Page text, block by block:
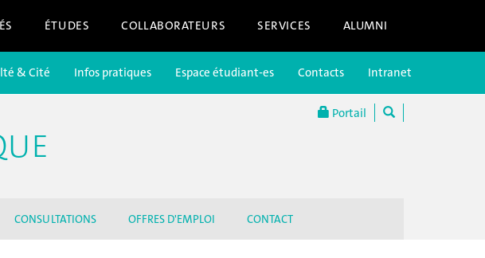
ÉTUDES COLLABORATEURS SERVICES ALUMNI
Portail
& Cité Infos pratiques Espace étudiant-es Contacts Intranet
CONSULTATIONS OFFRES D'EMPLOI CONTACT